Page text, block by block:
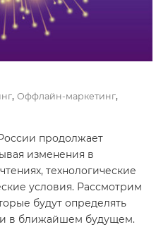
,Оффлайн-маркетинг,
продолжает
изменения в
технологические
условия. Рассмотрим
будут определять
в ближайшем будущем.